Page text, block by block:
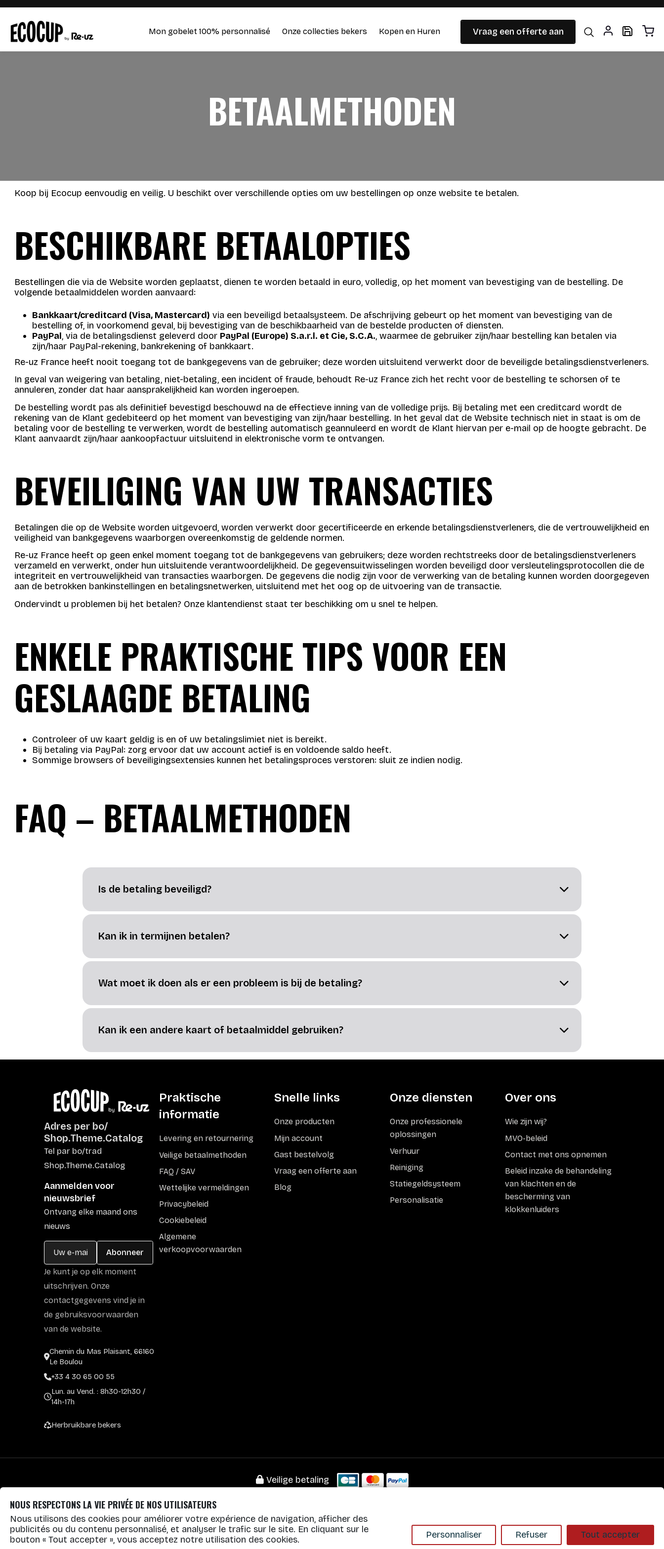
Mon gobelet 100% personnalisé Onze collecties bekers Kopen en Huren Vraag een offerte aan
BETAALMETHODEN
Koop bij Ecocup eenvoudig en veilig. U beschikt over verschillende opties om uw bestellingen op onze website te betalen.
BESCHIKBARE BETAALOPTIES
Bestellingen die via de Website worden geplaatst, dienen te worden betaald in euro, volledig, op het moment van bevestiging van de bestelling. De
volgende betaalmiddelen worden aanvaard:
Bankkaart/creditcard (Visa, Mastercard) via een beveiligd betaalsysteem. De afschrijving gebeurt op het moment van bevestiging van de
bestelling of, in voorkomend geval, bij bevestiging van de beschikbaarheid van de bestelde producten of diensten.
PayPal, via de betalingsdienst geleverd door PayPal (Europe) S.a.r.l. et Cie, S.C.A., waarmee de gebruiker zijn/haar bestelling kan betalen via
zijn/haar PayPal-rekening, bankrekening of bankkaart.
Re-uz France heeft nooit toegang tot de bankgegevens van de gebruiker; deze worden uitsluitend verwerkt door de beveiligde betalingsdienstverleners.
In geval van weigering van betaling, niet-betaling, een incident of fraude, behoudt Re-uz France zich het recht voor de bestelling te schorsen of te
annuleren, zonder dat haar aansprakelijkheid kan worden ingeroepen.
De bestelling wordt pas als definitief bevestigd beschouwd na de effectieve inning van de volledige prijs. Bij betaling met een creditcard wordt de
rekening van de Klant gedebiteerd op het moment van bevestiging van zijn/haar bestelling. In het geval dat de Website technisch niet in staat is om de
betaling voor de bestelling te verwerken, wordt de bestelling automatisch geannuleerd en wordt de Klant hiervan per e-mail op de hoogte gebracht. De
Klant aanvaardt zijn/haar aankoopfactuur uitsluitend in elektronische vorm te ontvangen.
BEVEILIGING VAN UW TRANSACTIES
Betalingen die op de Website worden uitgevoerd, worden verwerkt door gecertificeerde en erkende betalingsdienstverleners, die de vertrouwelijkheid en
veiligheid van bankgegevens waarborgen overeenkomstig de geldende normen.
Re-uz France heeft op geen enkel moment toegang tot de bankgegevens van gebruikers; deze worden rechtstreeks door de betalingsdienstverleners
verzameld en verwerkt, onder hun uitsluitende verantwoordelijkheid. De gegevensuitwisselingen worden beveiligd door versleutelingsprotocollen die de
integriteit en vertrouwelijkheid van transacties waarborgen. De gegevens die nodig zijn voor de verwerking van de betaling kunnen worden doorgegeven
aan de betrokken bankinstellingen en betalingsnetwerken, uitsluitend met het oog op de uitvoering van de transactie.
Ondervindt u problemen bij het betalen? Onze klantendienst staat ter beschikking om u snel te helpen.
ENKELE PRAKTISCHE TIPS VOOR EEN
GESLAAGDE BETALING
Controleer of uw kaart geldig is en of uw betalingslimiet niet is bereikt.
Bij betaling via PayPal: zorg ervoor dat uw account actief is en voldoende saldo heeft.
Sommige browsers of beveiligingsextensies kunnen het betalingsproces verstoren: sluit ze indien nodig.
FAQ – BETAALMETHODEN
Is de betaling beveiligd?
Kan ik in termijnen betalen?
Wat moet ik doen als er een probleem is bij de betaling?
Kan ik een andere kaart of betaalmiddel gebruiken?
Adres per bo/
Shop.Theme.Catalog
Tel par bo/trad
Shop.Theme.Catalog
Aanmelden voor
nieuwsbrief
Ontvang elke maand ons
nieuws
Abonneer
Je kunt je op elk moment
uitschrijven. Onze
contactgegevens vind je in
de gebruiksvoorwaarden
van de website.
Chemin du Mas Plaisant, 66160
Le Boulou
+33 4 30 65 00 55
Lun. au Vend. : 8h30-12h30 /
14h-17h
Herbruikbare bekers
Praktische
informatie
Levering en retournering
Veilige betaalmethoden
FAQ / SAV
Wettelijke vermeldingen
Privacybeleid
Cookiebeleid
Algemene
verkoopvoorwaarden
Snelle links
Onze producten
Mijn account
Gast bestelvolg
Vraag een offerte aan
Blog
Onze diensten
Onze professionele
oplossingen
Verhuur
Reiniging
Statiegeldsysteem
Personalisatie
Over ons
Wie zijn wij?
MVO-beleid
Contact met ons opnemen
Beleid inzake de behandeling
van klachten en de
bescherming van
klokkenluiders
Veilige betaling
Alle rechten voorbehouden Ecocup.com Frankrijk ·België· Duitsland·Verenigd Koninkrijk Spanje
NOUS RESPECTONS LA VIE PRIVÉE DE NOS UTILISATEURS
Nous utilisons des cookies pour améliorer votre expérience de navigation, afficher des
publicités ou du contenu personnalisé, et analyser le trafic sur le site. En cliquant sur le
bouton « Tout accepter », vous acceptez notre utilisation des cookies.
Personnaliser Refuser Tout accepter